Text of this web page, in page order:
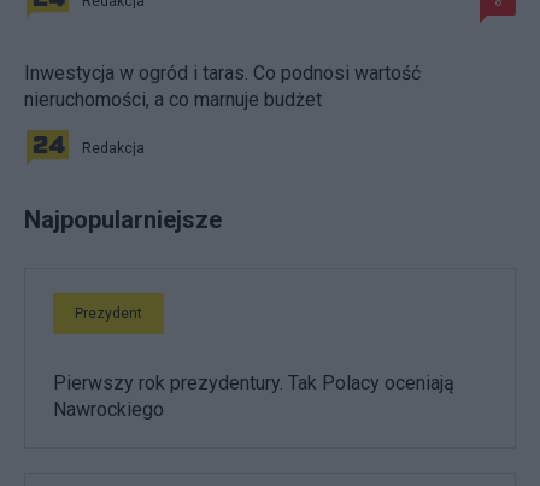
Inwestycja w ogród i taras. Co podnosi wartość
nieruchomości, a co marnuje budżet
Redakcja
Najpopularniejsze
Prezydent
Pierwszy rok prezydentury. Tak Polacy oceniają
Nawrockiego